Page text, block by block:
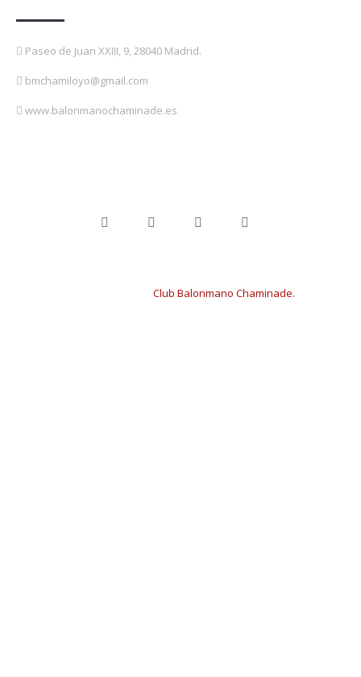
Paseo de Juan XXIII, 9, 28040 Madrid.
bmchamiloyo@gmail.com
www.balonmanochaminade.es
Club Balonmano Chaminade.